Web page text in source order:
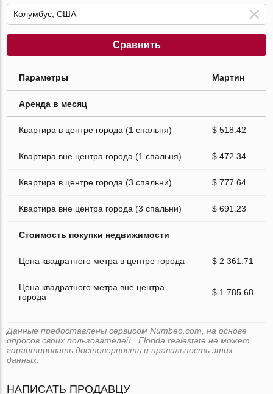
Сравнить
Параметры Мартин
Аренда в месяц
Квартира в центре города (1 спальня) $ 518.42
Квартира вне центра города (1 спальня) $ 472.34
Квартира в центре города (3 спальни) $ 777.64
Квартира вне центра города (3 спальни) $ 691.23
Стоимость покупки недвижимости
Цена квадратного метра в центре города $ 2 361.71
Цена квадратного метра вне центра
города
$ 1 785.68
Данные предоставлены сервисом Numbeo.com, на основе
опросов своих пользователей . Florida.realestate не может
гарантировать достоверность и правильность этих
данных.
НАПИСАТЬ ПРОДАВЦУ